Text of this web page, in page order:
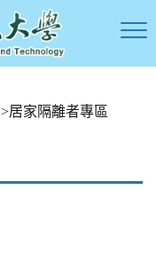
>居家隔離者專區